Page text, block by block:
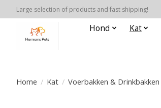
Large selection of products and fast shipping!
Hond Kat
Home / Kat / Voerbakken & Drinkbakken